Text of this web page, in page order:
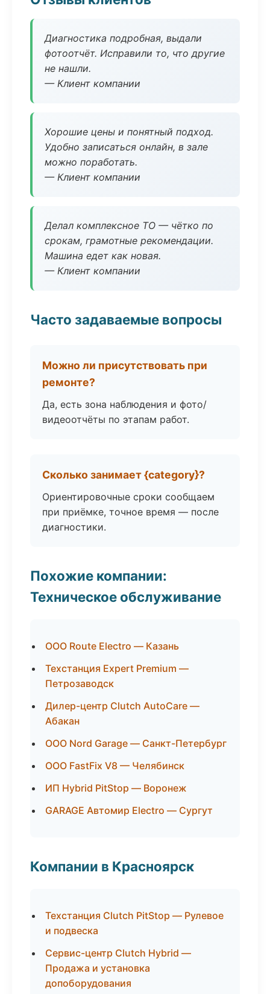
Диагностика подробная, выдали
фотоотчёт. Исправили то, что другие
не нашли.
— Клиент компании
Хорошие цены и понятный подход.
Удобно записаться онлайн, в зале
можно поработать.
— Клиент компании
Делал комплексное ТО — чётко по
срокам, грамотные рекомендации.
Машина едет как новая.
— Клиент компании
Часто задаваемые вопросы
Можно ли присутствовать при
ремонте?
Да, есть зона наблюдения и фото/
видеоотчёты по этапам работ.
Сколько занимает {category}?
Ориентировочные сроки сообщаем
при приёмке, точное время — после
диагностики.
Похожие компании:
Техническое обслуживание
ООО Route Electro — Казань
Техстанция Expert Premium —
Петрозаводск
Дилер-центр Clutch AutoCare —
Абакан
ООО Nord Garage — Санкт-Петербург
ООО FastFix V8 — Челябинск
ИП Hybrid PitStop — Воронеж
GARAGE Автомир Electro — Сургут
Компании в Красноярск
Техстанция Clutch PitStop — Рулевое
и подвеска
Сервис-центр Clutch Hybrid —
Продажа и установка
допоборудования